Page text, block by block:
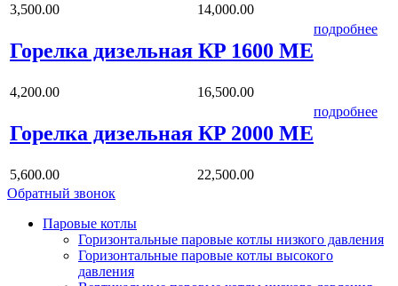
3,500.00 14,000.00
Горелка дизельная КP 1600 ME
подробнее
4,200.00 16,500.00
Горелка дизельная КP 2000 ME
подробнее
5,600.00
22,500.00
Обратный звонок
Паровые котлы
Горизонтальные паровые котлы низкого давления
Горизонтальные паровые котлы высокого
давления